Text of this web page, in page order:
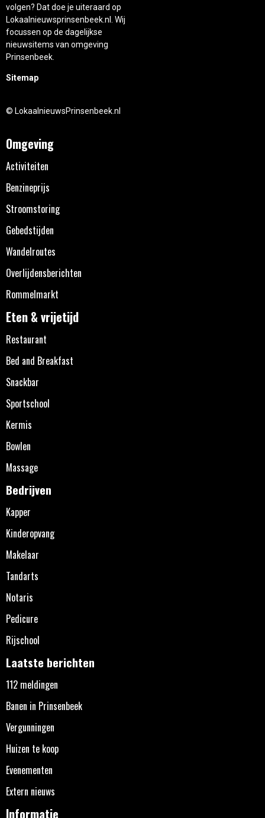
volgen? Dat doe je uiteraard op
Lokaalnieuwsprinsenbeek.nl. Wij
focussen op de dagelijkse
nieuwsitems van omgeving
Prinsenbeek.
Sitemap
© LokaalnieuwsPrinsenbeek.nl
Omgeving
Activiteiten
Benzineprijs
Stroomstoring
Gebedstijden
Wandelroutes
Overlijdensberichten
Rommelmarkt
Eten & vrijetijd
Restaurant
Bed and Breakfast
Snackbar
Sportschool
Kermis
Bowlen
Massage
Bedrijven
Kapper
Kinderopvang
Makelaar
Tandarts
Notaris
Pedicure
Rijschool
Laatste berichten
112 meldingen
Banen in Prinsenbeek
Vergunningen
Huizen te koop
Evenementen
Extern nieuws
Informatie